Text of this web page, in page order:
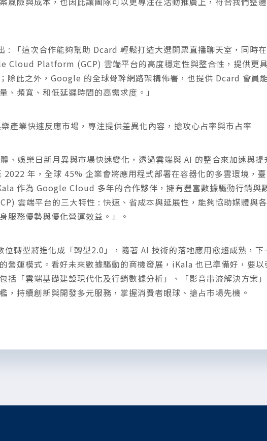
: 「這次合作能夠幫助 Dcard 輕鬆打造大選開票直播聊天室，同時
Cloud Platform (GCP) 雲端平台的高度穩定性與整合性，提供更
此之外，Google 的全球骨幹網路架構佈署，也提供 Dcard 會員
頻寬、和低延遲時間的高需求度。」
產業快速反應市場，專注提供差異化內容，搶攻心占率與市占率
、娛樂日新月異與市場快速變化，透過雲端與 AI 的整合來加速與提
年，全球 45% 企業會將應用程式部署在容器化的多雲環境，
作為 Google Cloud 多年的合作夥伴，擁有豐富數據驅動行銷與
雲端平台的三大特性 : 快速、省成本與延展性，能夠協助媒體與
服務優勢與優化營運效益。」。
轉型將進化成「轉型2.0」，隨著 AI 技術的落地應用愈趨成熟，下
營運模式。看好未來數據驅動的商機發展，iKala 也已準備好，要
括「雲端基礎建設現代化及行銷數據分析」、「影音串流解決方案
，持續創新與開發多元服務，掌握消費者眼球、搶占市場先機。